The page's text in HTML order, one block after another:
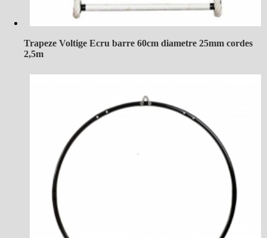
Trapeze Voltige Ecru barre 60cm diametre 25mm cordes
2,5m